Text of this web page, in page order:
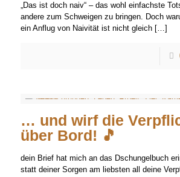
„Das ist doch naiv“ – das wohl einfachste
andere zum Schweigen zu bringen. Doch
ein Anflug von Naivität ist nicht gleich[…]
… und wirf die
über Bord! 🎵
dein Brief hat mich an das Dschungelbuch
statt deiner Sorgen am liebsten all deine